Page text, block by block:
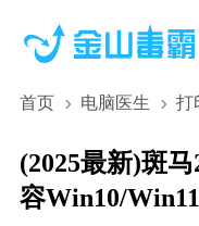
首页 电脑医生 打
(2025最新)斑
容Win10/Win11